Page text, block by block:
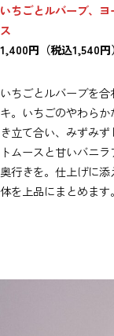
いちごとルバーブ、
ス
1,400円（税込1,540円）
いちごとルバーブを
キ。いちごのやわら
き立て合い、みずみ
トムースと甘いバニ
奥行きを。仕上げに
体を上品にまとめます